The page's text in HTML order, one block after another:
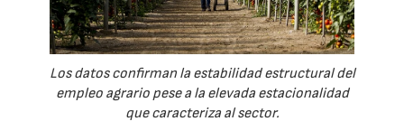
Los datos confirman la estabilidad estructural del
empleo agrario pese a la elevada estacionalidad
que caracteriza al sector.